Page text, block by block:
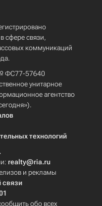
сфере связи,
коммуникаций
ФС77-57640
унитарное
агентство
технологий
realty@ria.ru
и рекламы
связи
обо всех